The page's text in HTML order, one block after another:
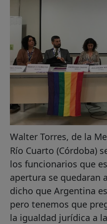
Walter Torres, de la
Río Cuarto (Córdoba)
los funcionarios que
apertura se quedaran
dicho que Argentina
pero tenemos que
la igualdad jurídica a